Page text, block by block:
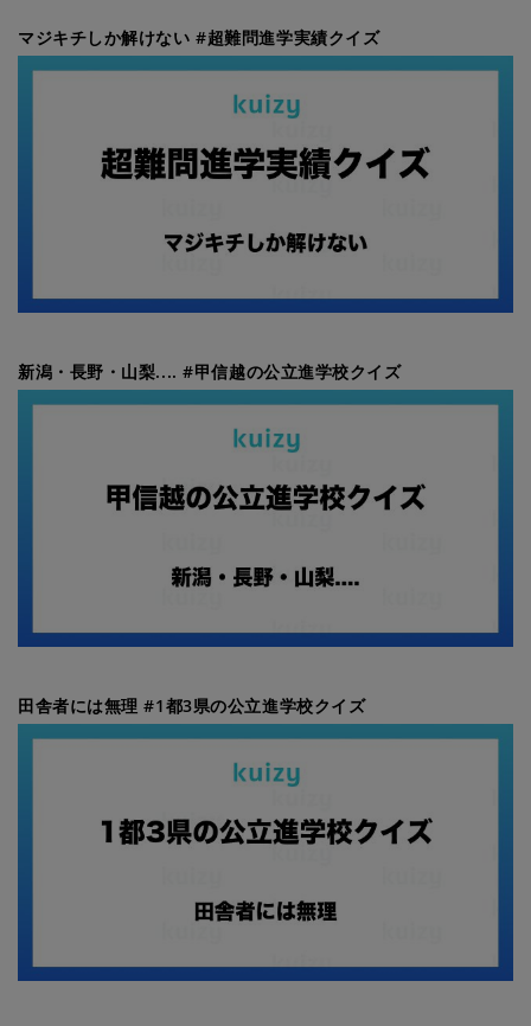
マジキチしか解けない #超難問進学実績クイズ
新潟・長野・山梨.... #甲信越の公立進学校クイズ
田舎者には無理 #1都3県の公立進学校クイズ